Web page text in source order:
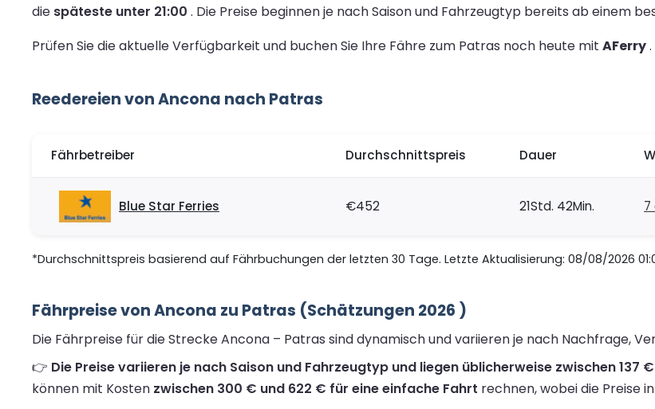
die späteste unter 21:00 . Die Preise beginnen je nach Saison und Fahrzeugtyp bereits ab einem
Prüfen Sie die aktuelle Verfügbarkeit und buchen Sie Ihre Fähre zum Patras noch heute mit AFerry.
Reedereien von Ancona nach Patras
Fährbetreiber Durchschnittspreis Dauer
Blue Star Ferries €452 21Std. 42Min. 7
*Durchschnittspreis basierend auf Fährbuchungen der letzten 30 Tage. Letzte Aktualisierung: 08/08/2026
Fährpreise von Ancona zu Patras (Schätzungen 2026 )
Die Fährpreise für die Strecke Ancona – Patras sind dynamisch und variieren je nach Nachfrage,
👉 Die Preise variieren je nach Saison und Fahrzeugtyp und liegen üblicherweise zwischen 137
können mit Kosten zwischen 300 € und 622 € für eine einfache Fahrt rechnen, wobei die Preise